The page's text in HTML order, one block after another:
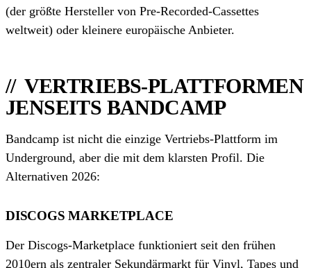
(der größte Hersteller von Pre-Recorded-Cassettes
weltweit) oder kleinere europäische Anbieter.
VERTRIEBS-PLATTFORMEN
JENSEITS BANDCAMP
Bandcamp ist nicht die einzige Vertriebs-Plattform im
Underground, aber die mit dem klarsten Profil. Die
Alternativen 2026:
DISCOGS MARKETPLACE
Der Discogs-Marketplace funktioniert seit den frühen
2010ern als zentraler Sekundärmarkt für Vinyl, Tapes und